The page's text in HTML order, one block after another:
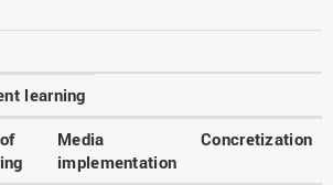
learning
Media
implementation
Concretization